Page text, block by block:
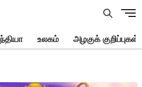
M
u
உலகம் அழகுக் குறிப்புகள்